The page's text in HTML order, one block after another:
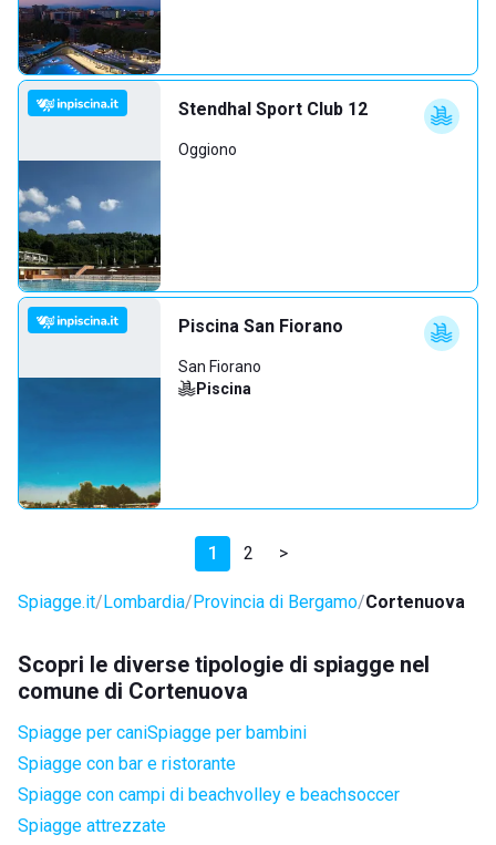
Stendhal Sport Club 12
Oggiono
Piscina San Fiorano
San Fiorano
Piscina
1 2 >
Spiagge.it Lombardia Provincia di Bergamo Cortenuova
Scopri le diverse tipologie di spiagge nel
comune di Cortenuova
Spiagge per caniSpiagge per bambini
Spiagge con bar e ristorante
Spiagge con campi di beachvolley e beachsoccer
Spiagge attrezzate